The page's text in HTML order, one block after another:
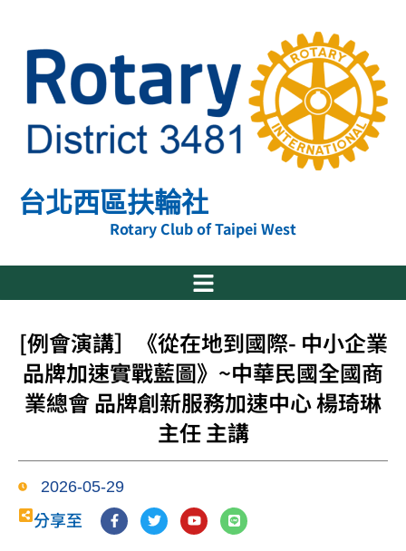
台北西區扶輪社
Rotary Club of Taipei West
[例會演講］《從在地到國際- 中小企業
品牌加速實戰藍圖》~中華民國全國商
業總會 品牌創新服務加速中心 楊琦琳
主任 主講
2026-05-29
分享至 F
a
c
T
w
i
Y
o
u
L
i
n